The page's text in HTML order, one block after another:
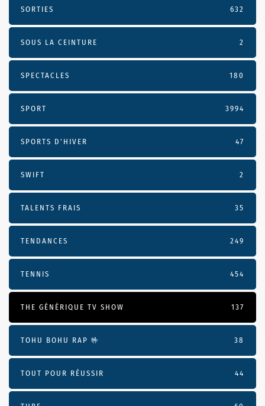
SORTIES 632
SOUS LA CEINTURE 2
SPECTACLES 180
SPORT 3994
SPORTS D'HIVER 47
SWIFT 2
TALENTS FRAIS 35
TENDANCES 249
TENNIS 454
THE GÉNÉRIQUE TV SHOW 137
TOHU BOHU RAP 🤟 38
TOUT POUR RÉUSSIR 44